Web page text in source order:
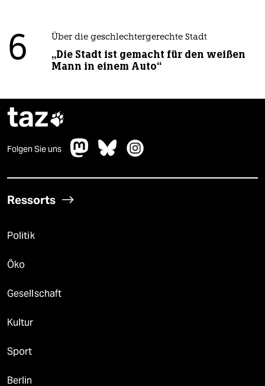
6 Über die geschlechtergerechte Stadt
„Die Stadt ist gemacht für den weißen
Mann in einem Auto“
taz
Folgen Sie uns
Ressorts
Politik
Öko
Gesellschaft
Kultur
Sport
Berlin